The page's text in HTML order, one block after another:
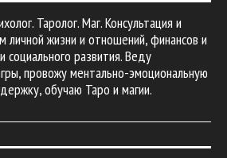
Таролог. Маг. Консультация и
личной жизни и отношений, финансов и
социального развития. Веду
провожу ментально-эмоциональную
обучаю Таро и магии.